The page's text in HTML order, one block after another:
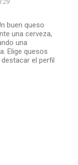
buen queso
una cerveza,
una
Elige quesos
el perfil